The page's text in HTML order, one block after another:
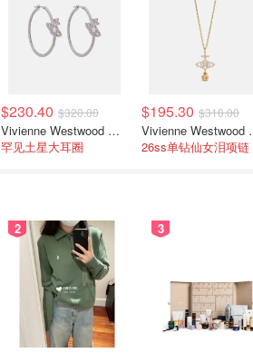
$230.40 $320.00
Vivienne Westwood Orb 镶饰圆环耳环
罕见土星大耳圈
$195.30 $310.00
2 3